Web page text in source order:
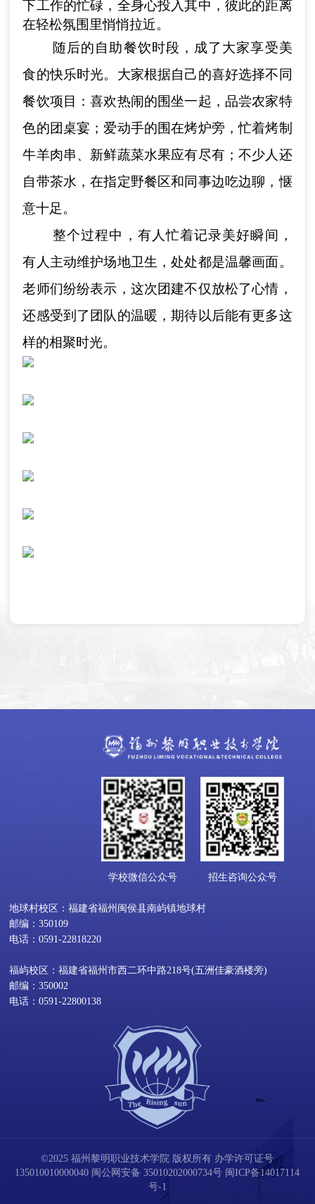
下工作的忙碌，全身心投入其中，彼此的距离
在轻松氛围里悄悄拉近。
随后的自助餐饮时段，成了大家享受美
食的快乐时光。大家根据自己的喜好选择不同
餐饮项目：喜欢热闹的围坐一起，品尝农家特
色的团桌宴；爱动手的围在烤炉旁，忙着烤制
牛羊肉串、新鲜蔬菜水果应有尽有；不少人还
自带茶水 ，在指定野餐区和同事边吃边聊，惬
意十足。
整个过程中，有人忙着记录美好瞬间，
有人主动维护场地卫生，处处都是温馨画面。
老师们纷纷表示，这次团建不仅放松了心情，
还感受到了团队的温暖，期待以后能有更多这
样的相聚时光。
学校微信公众号 招生咨询公众号
地球村校区：福建省福州闽侯县南屿镇地球村
邮编：350109
电话：0591-22818220
福屿校区：福建省福州市西二环中路218号(五洲佳豪酒楼旁)
邮编：350002
电话：0591-22800138
©2025 福州黎明职业技术学院 版权所有 办学许可证号
135010010000040 闽公网安备 35010202000734号 闽ICP备14017114
号-1